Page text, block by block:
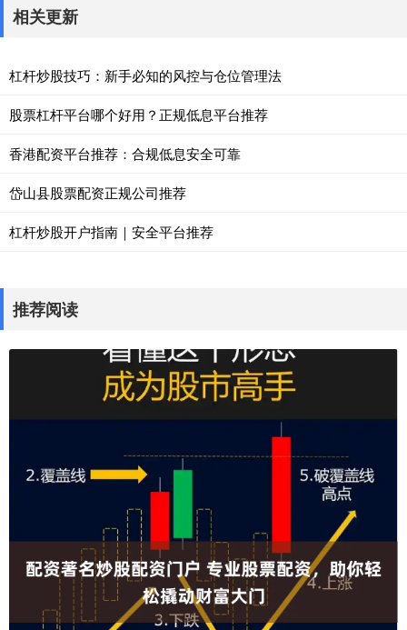
相关更新
杠杆炒股技巧：新手必知的风控与仓位管理法
股票杠杆平台哪个好用？正规低息平台推荐
香港配资平台推荐：合规低息安全可靠
岱山县股票配资正规公司推荐
杠杆炒股开户指南｜安全平台推荐
推荐阅读